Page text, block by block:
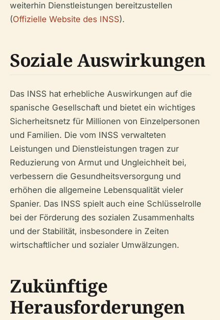
weiterhin Dienstleistungen bereitzustellen
(Offizielle Website des INSS).
Soziale Auswirkungen
Das INSS hat erhebliche Auswirkungen auf die
spanische Gesellschaft und bietet ein wichtiges
Sicherheitsnetz für Millionen von Einzelpersonen
und Familien. Die vom INSS verwalteten
Leistungen und Dienstleistungen tragen zur
Reduzierung von Armut und Ungleichheit bei,
verbessern die Gesundheitsversorgung und
erhöhen die allgemeine Lebensqualität vieler
Spanier. Das INSS spielt auch eine Schlüsselrolle
bei der Förderung des sozialen Zusammenhalts
und der Stabilität, insbesondere in Zeiten
wirtschaftlicher und sozialer Umwälzungen.
Zukünftige
Herausforderungen